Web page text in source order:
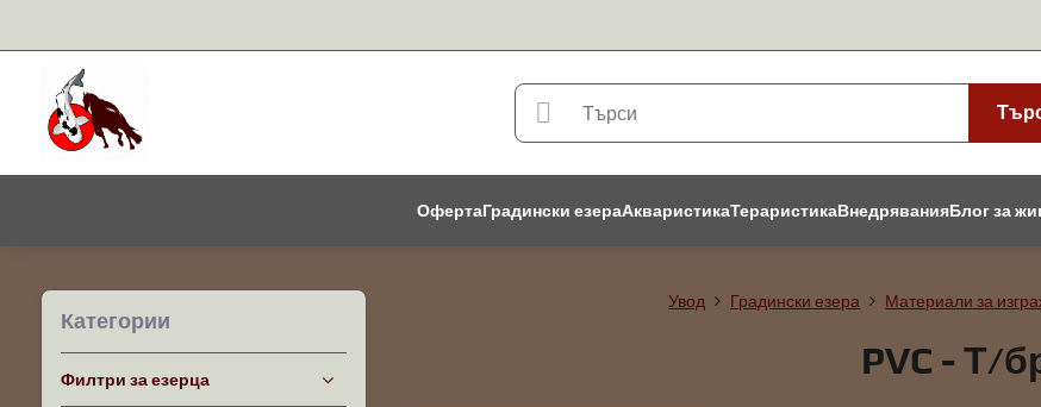
ОфертаГрадински езераАкваристикаТераристикаВнедряванияБлог за
Увод Градински езера Материали за
PVC - Т/
Категории
Филтри за езерца